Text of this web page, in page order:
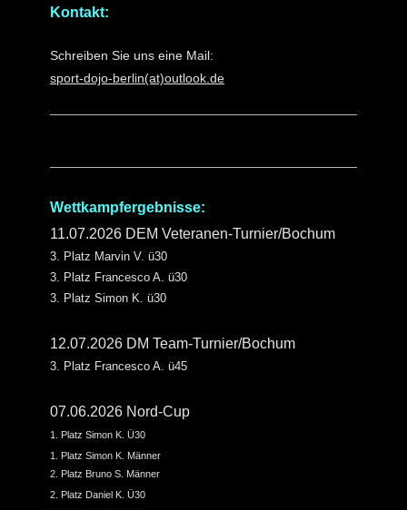
Kontakt:
Schreiben Sie uns eine Mail:
sport-dojo-berlin(at)outlook.de
Wettkampfergebnisse:
11.07.2026 DEM Veteranen-Turnier/Bochum
3. Platz Marvin V. ü30
3. Platz Francesco A. ü30
3. Platz Simon K. ü30
12.07.2026 DM Team-Turnier/Bochum
3. Platz Francesco A. ü45
07.06.2026 Nord-Cup
1. Platz Simon K. Ü30
1. Platz Simon K. Männer
2. Platz Bruno S. Männer
2. Platz Daniel K. Ü30